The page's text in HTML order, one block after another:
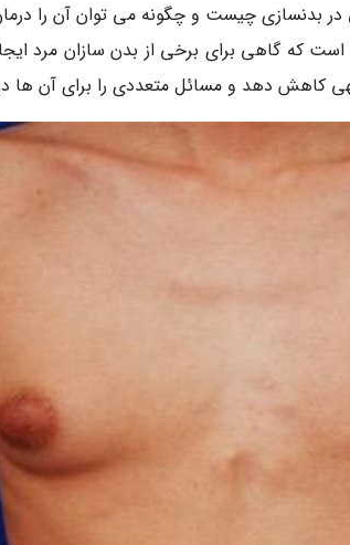
در بدنسازی چیست و چگونه می توان آن را
است که گاهی برای برخی از بدن سازان مرد
کاهش دهد و مسائل متعددی را برای آن ها